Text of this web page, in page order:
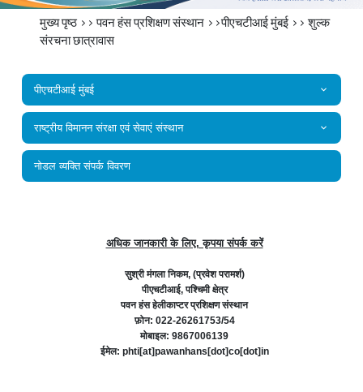
मुख्य पृष्ठ >>पवन हंस प्रशिक्षण संस्थान >>पीएचटीआई मुंबई >>शुल्क
संरचना छात्रावास
पीएचटीआई मुंबई
राष्‍ट्रीय विमानन संरक्षा एवं सेवाएं संस्‍थान
नोडल व्यक्ति संपर्क विवरण
अधिक जानकारी के लिए, कृपया संपर्क करें
सुश्री मंगला निकम, (प्रवेश परामर्श)
पीएचटीआई, पश्चिमी क्षेत्र
पवन हंस हेलीकाप्टर प्रशिक्षण संस्थान
फ़ोन: 022-26261753/54
मोबाइल: 9867006139
ईमेल: phti[at]pawanhans[dot]co[dot]in